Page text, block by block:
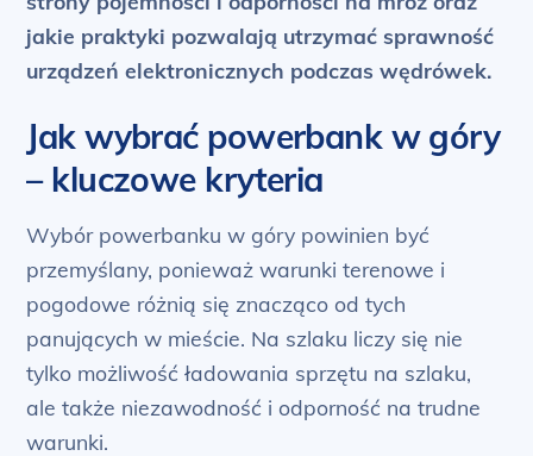
jakie praktyki pozwalają utrzymać sprawność
urządzeń elektronicznych podczas wędrówek.
Jak wybrać powerbank w góry
– kluczowe kryteria
Wybór powerbanku w góry powinien być
przemyślany, ponieważ warunki terenowe i
pogodowe różnią się znacząco od tych
panujących w mieście. Na szlaku liczy się nie
tylko możliwość ładowania sprzętu na szlaku,
ale także niezawodność i odporność na trudne
warunki.